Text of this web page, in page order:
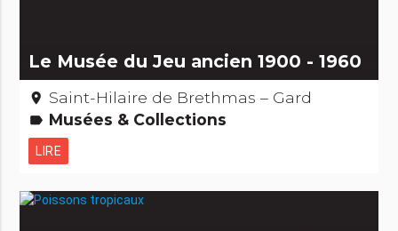
Le Musée du Jeu ancien 1900 - 1960
place Saint-Hilaire de Brethmas – Gard
label Musées & Collections
LIRE